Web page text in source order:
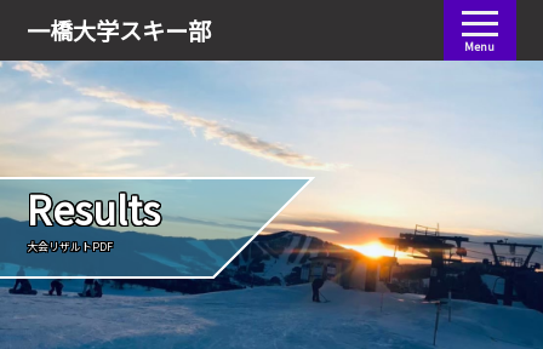
一橋大学スキー部 Menu
会員ログイン
Results
大会リザルトPDF